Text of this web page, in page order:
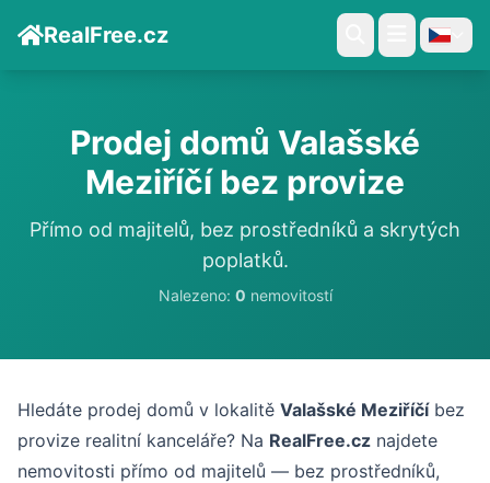
RealFree.cz
Prodej domů Valašské
Meziříčí bez provize
Přímo od majitelů, bez prostředníků a skrytých
poplatků.
Nalezeno: 0 nemovitostí
Hledáte prodej domů v lokalitě Valašské Meziříčíbez
provize realitní kanceláře? Na RealFree.cz najdete
nemovitosti přímo od majitelů — bez prostředníků,